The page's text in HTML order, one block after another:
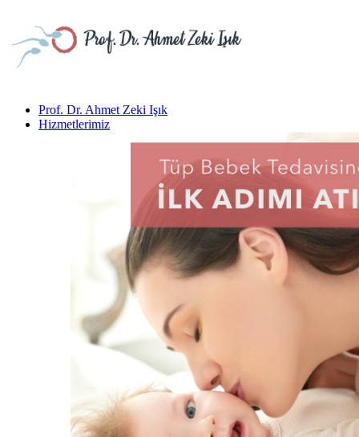
Prof. Dr. Ahmet Zeki Işık
Hizmetlerimiz